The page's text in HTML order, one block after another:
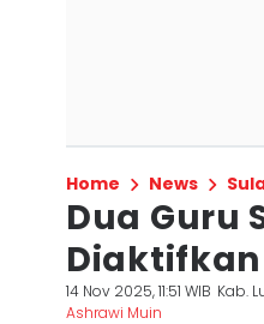
Home News
Dua Guru
Diaktifkan
14 Nov 2025, 11:51 WIB Kab.
Ashrawi Muin